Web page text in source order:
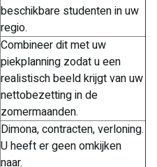
beschikbare studenten in uw
regio.
Combineer dit met uw
piekplanning zodat u een
realistisch beeld krijgt van uw
nettobezetting in de
zomermaanden.
Dimona, contracten, verloning.
U heeft er geen omkijken
naar.